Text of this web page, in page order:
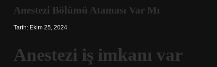
Anestezi Bölümü Ataması Var Mı
Tarih: Ekim 25, 2024
Anestezi iş imkanı var